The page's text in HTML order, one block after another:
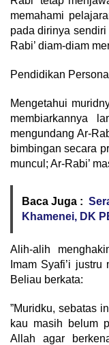
memahami
pada dirinya
Rabi’ diam-diam
​Pendidikan
​Mengetahui
membiarkannya
mengundang Ar-
bimbingan secara
muncul; Ar-Rabi’
Baca Juga :
Khamenei, DK
​Alih-alih
Imam Syafi’i
Beliau berkata:
​”Muridku, sebatas
kau masih belum
Allah agar